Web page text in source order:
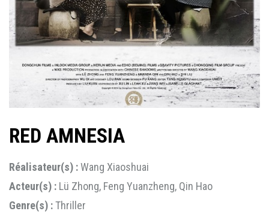
RED AMNESIA
Réalisateur(s) :Wang Xiaoshuai
Acteur(s) : Lü Zhong, Feng Yuanzheng, Qin Hao
Genre(s) :Thriller